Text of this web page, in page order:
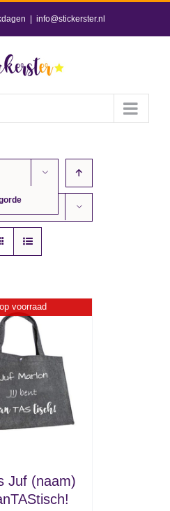
info@stickerster.nl
voorraad
Juf (naam)